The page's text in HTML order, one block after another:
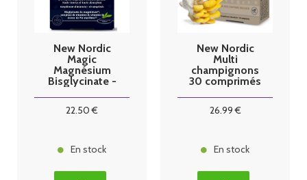
New Nordic
Magic
Magnésium
Bisglycinate -
22.50 €
En stock
New Nordic
Multi
champignons
30 comprimés
26.99€
En stock